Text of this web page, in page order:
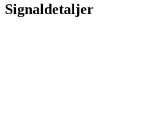
Signaldetaljer